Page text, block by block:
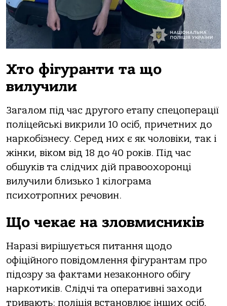
Хто фігуранти та що
вилучили
Загалом під час другого етапу спецоперації
поліцейські викрили 10 осіб, причетних до
наркобізнесу. Серед них є як чоловіки, так і
жінки, віком від 18 до 40 років. Під час
обшуків та слідчих дій правоохоронці
вилучили близько 1 кілограма
психотропних речовин.
Що чекає на зловмисників
Наразі вирішується питання щодо
офіційного повідомлення фігурантам про
підозру за фактами незаконного обігу
наркотиків. Слідчі та оперативні заходи
тривають: поліція встановлює інших осіб,